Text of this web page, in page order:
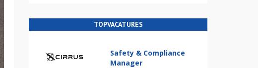
TOPVACATURES
Safety & Compliance
Manager